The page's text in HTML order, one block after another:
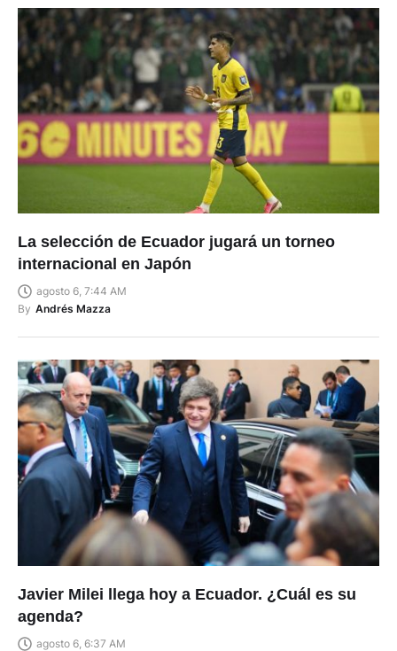
La selección de Ecuador jugará un torneo
internacional en Japón
agosto 6, 7:44 AM
By Andrés Mazza
Javier Milei llega hoy a Ecuador. ¿Cuál es su
agenda?
agosto 6, 6:37 AM